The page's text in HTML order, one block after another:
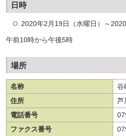
日時
2020年2月19日（水曜日）～
午前10時から午後5時
場所
名称
谷
住所
芦
電話番号
ファクス番号